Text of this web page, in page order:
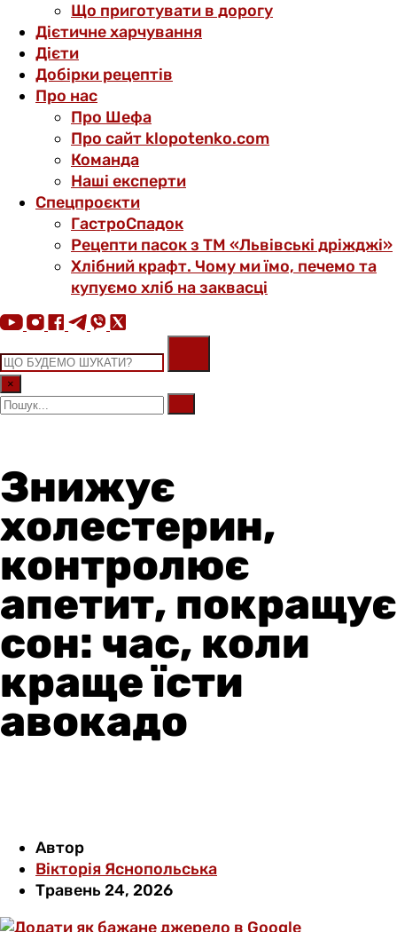
Що приготувати в дорогу
Дієтичне харчування
Дієти
Добірки рецептів
Про нас
Про Шефа
Про сайт klopotenko.com
Команда
Наші експерти
Спецпроєкти
ГастроСпадок
Рецепти пасок з ТМ «Львівські дріжджі»
Хлібний крафт. Чому ми їмо, печемо та
купуємо хліб на заквасці
×
Знижує
холестерин,
контролює
апетит, покращує
сон: час, коли
краще їсти
авокадо
Автор
Вікторія Яснопольська
Травень 24, 2026